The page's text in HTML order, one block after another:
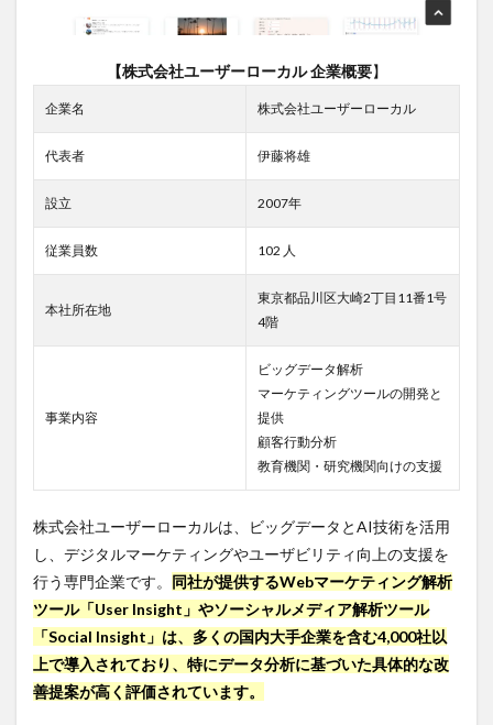
別年
職種
収比
較
3
会社
ユー
ロー
実態
られ
キル
と経
験
3.2
採用
プロ
セス
と選
【株式会社ユーザーローカル 企業概要】
企業名 株式会社ユーザーローカル
代表者 伊藤将雄
設立 2007年
従業員数 102 人
本社所在地
東京都品川区大崎2丁目11番1号
4階
事業内容
ビッグデータ解析
マーケティングツールの開発と
提供
顧客行動分析
教育機関・研究機関向けの支援
株式会社ユーザーローカルは、ビッグデータとAI技術を活用
し、デジタルマーケティングやユーザビリティ向上の支援を
行う専門企業です。 同社が提供するWebマーケティング解析
ツール「User Insight」やソーシャルメディア解析ツール
「Social Insight」は、多くの国内大手企業を含む4,000社以
上で導入されており、特にデータ分析に基づいた具体的な改
善提案が高く評価されています。